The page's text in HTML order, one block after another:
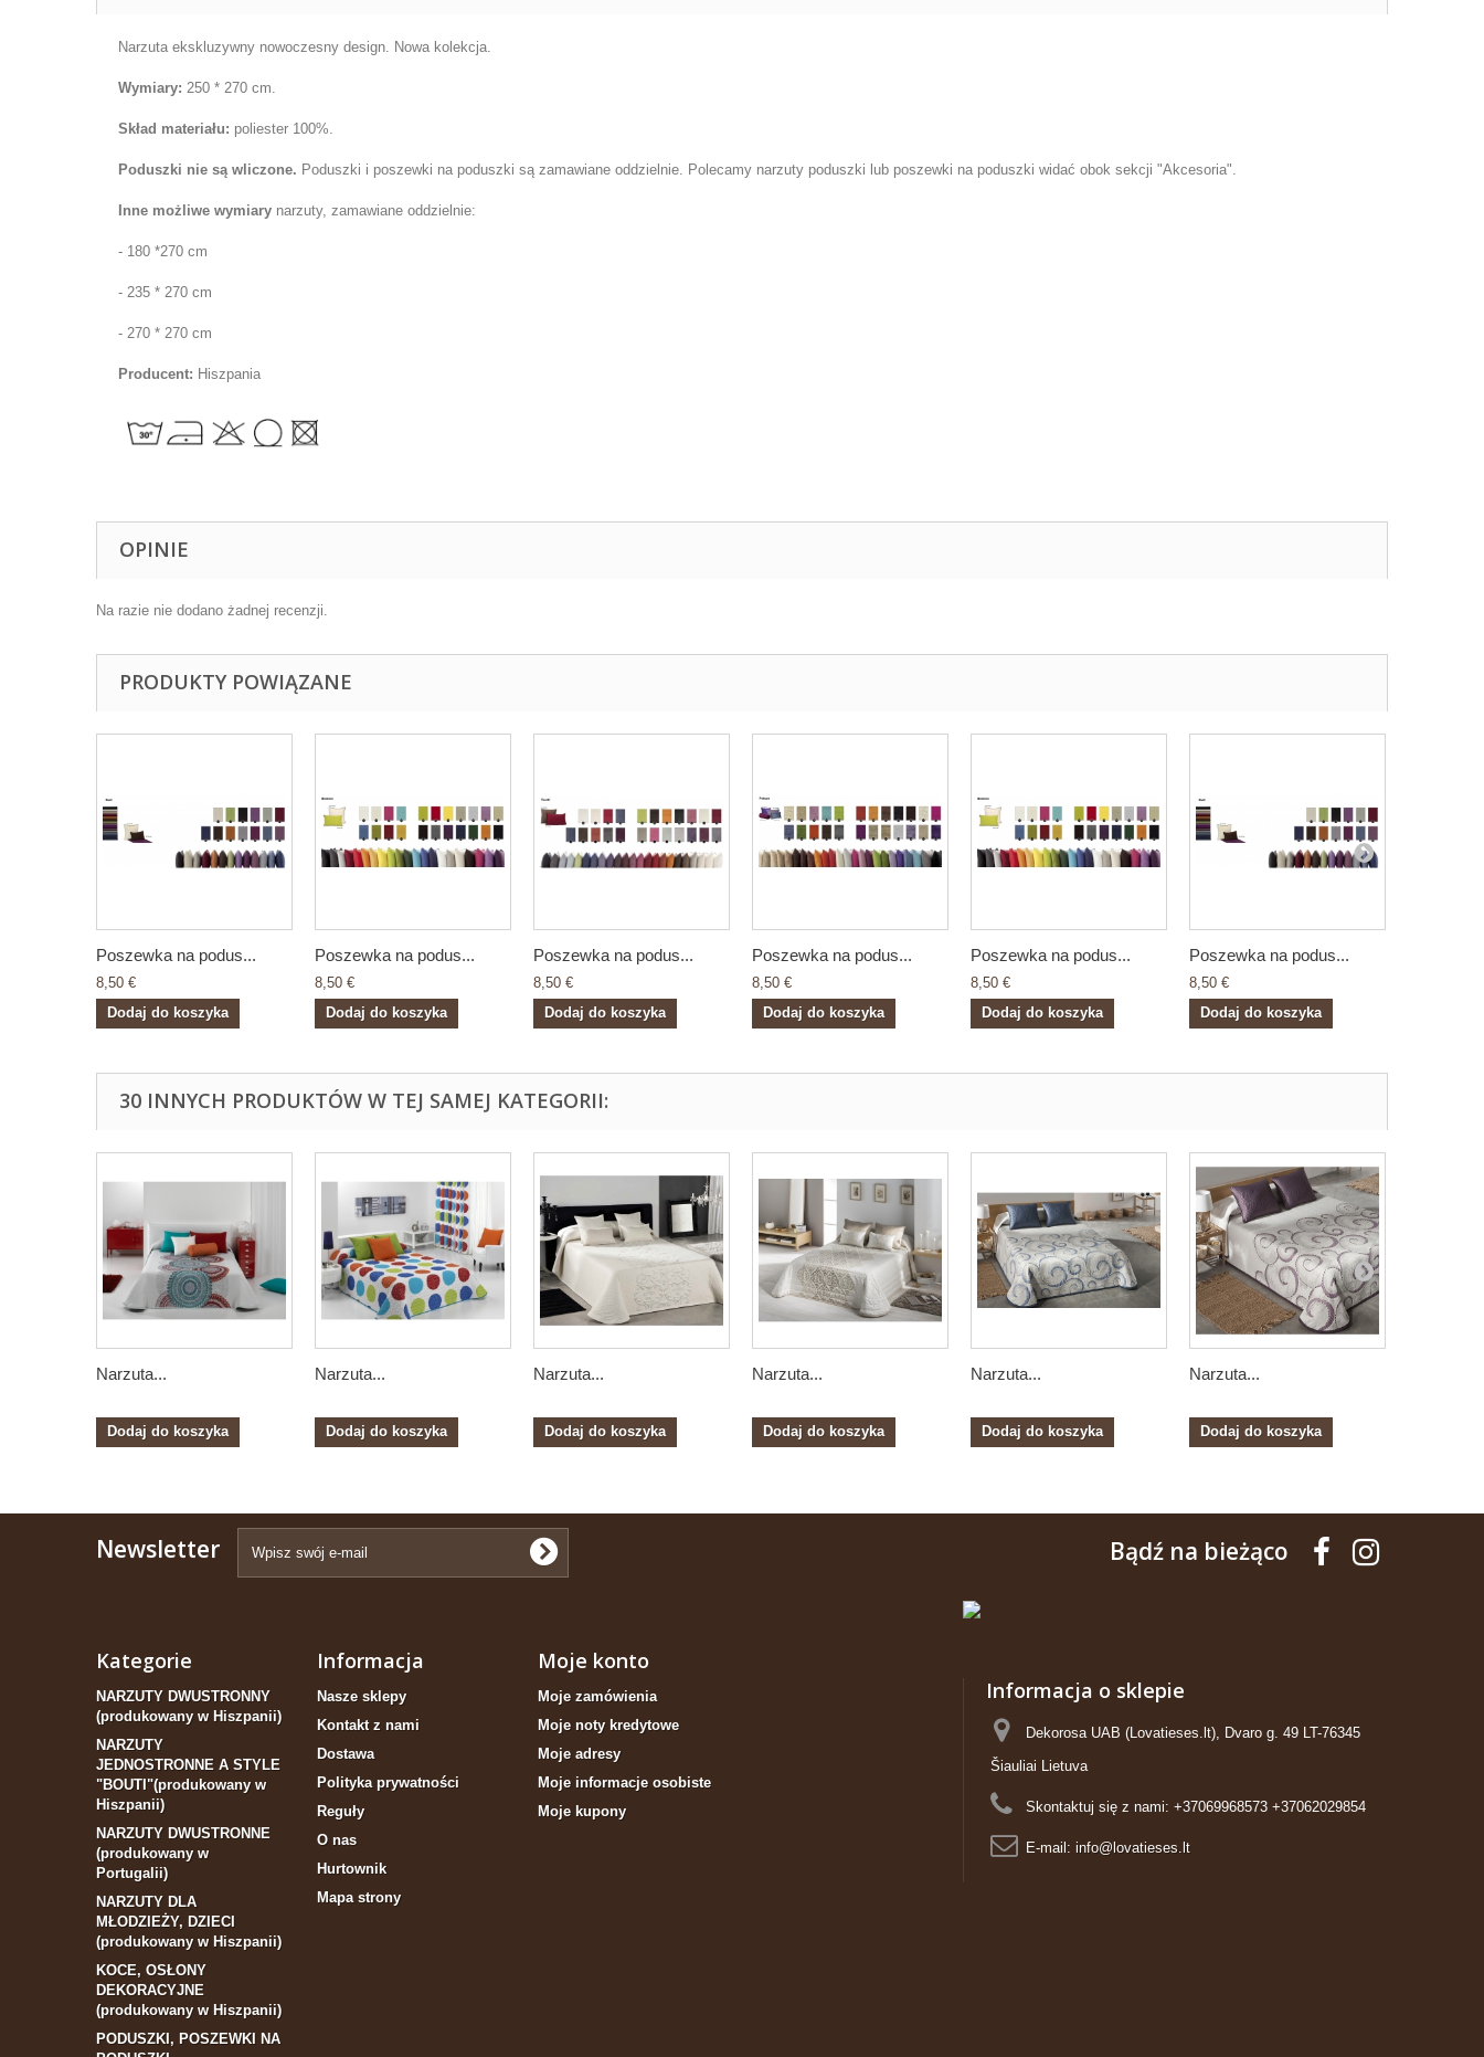
Narzuta ekskluzywny nowoczesny design. Nowa kolekcja.
Wymiary: 250 * 270 cm.
Skład materiału: poliester 100%.
Poduszki nie są wliczone. Poduszki i poszewki na poduszki są zamawiane oddzielnie. Polecamy narzuty poduszki lub poszewki na poduszki widać obok sekcji "Akcesoria".
Inne możliwe wymiary narzuty, zamawiane oddzielnie:
- 180 *270 cm
- 235 * 270 cm
- 270 * 270 cm
Producent: Hiszpania
OPINIE
Na razie nie dodano żadnej recenzji.
PRODUKTY POWIĄZANE
Poszewka na podus...
8,50 €
Dodaj do koszyka
Poszewka na podus...
8,50 €
Dodaj do koszyka
Poszewka na podus...
8,50 €
Dodaj do koszyka
Poszewka na podus...
8,50 €
Dodaj do koszyka
Poszewka na podus...
8,50 €
Dodaj do koszyka
Poszewka na podus...
8,50 €
Dodaj do koszyka
30 INNYCH PRODUKTÓW W TEJ SAMEJ KATEGORII:
Narzuta...
Dodaj do koszyka
Narzuta...
Dodaj do koszyka
Narzuta...
Dodaj do koszyka
Narzuta...
Dodaj do koszyka
Narzuta...
Dodaj do koszyka
Narzuta...
Dodaj do koszyka
Newsletter Bądź na bieżąco
Kategorie
NARZUTY DWUSTRONNY
(produkowany w Hiszpanii)
NARZUTY
JEDNOSTRONNE A STYLE
"BOUTI"(produkowany w
Hiszpanii)
NARZUTY DWUSTRONNE
(produkowany w
Portugalii)
NARZUTY DLA
MŁODZIEŻY, DZIECI
(produkowany w Hiszpanii)
KOCE, OSŁONY
DEKORACYJNE
(produkowany w Hiszpanii)
PODUSZKI, POSZEWKI NA
Informacja
Nasze sklepy
Kontakt z nami
Dostawa
Polityka prywatności
Reguły
O nas
Hurtownik
Mapa strony
Moje konto
Moje zamówienia
Moje noty kredytowe
Moje adresy
Moje informacje osobiste
Moje kupony
Informacja o sklepie
Dekorosa UAB (Lovatieses.lt), Dvaro g. 49 LT-76345
Šiauliai Lietuva
Skontaktuj się z nami: +37069968573 +37062029854
E-mail: info@lovatieses.lt